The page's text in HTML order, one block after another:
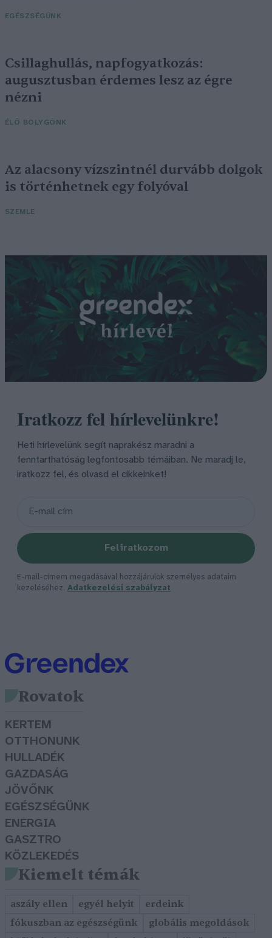
EGÉSZSÉGÜNK
Csillaghullás, napfogyatkozás:
augusztusban érdemes lesz az égre
nézni
ÉLŐ BOLYGÓNK
Az alacsony vízszintnél durvább dolgok
is történhetnek egy folyóval
SZEMLE
Iratkozz fel hírlevelünkre!
Heti hírlevelünk segít naprakész maradni a
fenntarthatóság legfontosabb témáiban. Ne maradj le,
iratkozz fel, és olvasd el cikkeinket!
Feliratkozom
E-mail-címem megadásával hozzájárulok személyes adataim
kezeléséhez. Adatkezelési szabályzat
Rovatok
KERTEM
OTTHONUNK
HULLADÉK
GAZDASÁG
JÖVŐNK
EGÉSZSÉGÜNK
ENERGIA
GASZTRO
KÖZLEKEDÉS
Kiemelt témák
aszály ellen egyél helyit
erdeink
fókuszban az egészségünk
globális megoldások